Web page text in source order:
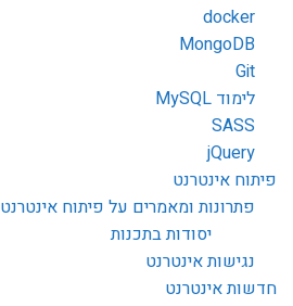
docker
MongoDB
Git
לימוד MySQL
SASS
jQuery
פיתוח אינטרנט
פתרונות ומאמרים על פיתוח אינטרנט
יסודות בתכנות
נגישות אינטרנט
חדשות אינטרנט